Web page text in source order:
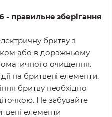
- правильне зберігання
бритву з
або в дорожньому
очищення.
на бритвені елементи.
бритву необхідно
Не забувайте
елементи